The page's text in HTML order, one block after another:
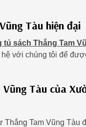
Tàu hiện đại
tủ sách Thắng Tam
với chúng tôi để
Tàu của
Tam Vũng Tàu